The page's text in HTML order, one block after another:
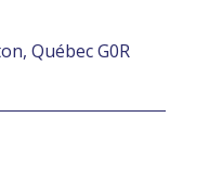
Québec G0R